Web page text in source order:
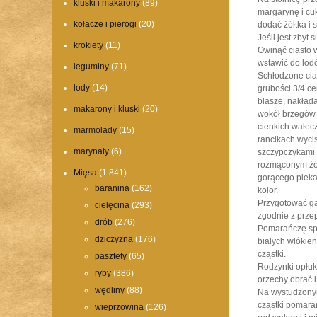
kluski i makarony (89)
kołacze i pierogi (20)
krokiety (11)
leguminy (71)
lody (14)
makarony i kluski (20)
marmolady (15)
marynaty (6)
Mięsa (1 841)
baranina (162)
cielęcina (293)
drób (276)
dziczyzna (176)
pasztety (65)
ryby (386)
wędliny (88)
wieprzowina (126)
margarynę i
dodać żółtka i
Jeśli jest zbyt
Owinąć ciasto
wstawić do
Schłodzone
grubości 3/4
blasze,
wokół
cienkich
rancikach
rozmąconym
gorącego
kolor.
Przygotować
zgodnie z
Pomarańczę
białych
cząstki.
Rodzynki
orzechy obrać
Na
cząstki